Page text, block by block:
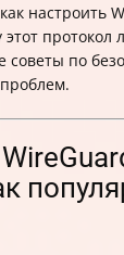
настроить
протокол
по